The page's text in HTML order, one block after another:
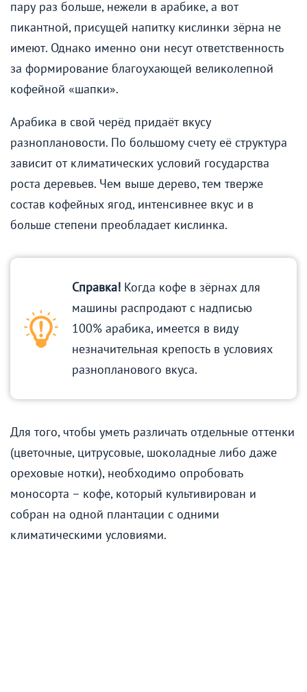
пару раз больше, нежели в арабике, а вот
пикантной, присущей напитку кислинки зёрна не
имеют. Однако именно они несут ответственность
за формирование благоухающей великолепной
кофейной «шапки».
Арабика в свой черёд придаёт вкусу
разноплановости. По большому счету её структура
зависит от климатических условий государства
роста деревьев. Чем выше дерево, тем тверже
состав кофейных ягод, интенсивнее вкус и в
больше степени преобладает кислинка.
Справка! Когда кофе в зёрнах для
машины распродают с надписью
100% арабика, имеется в виду
незначительная крепость в условиях
разнопланового вкуса.
Для того, чтобы уметь различать отдельные оттенки
(цветочные, цитрусовые, шоколадные либо даже
ореховые нотки), необходимо опробовать
моносорта – кофе, который культивирован и
собран на одной плантации с одними
климатическими условиями.